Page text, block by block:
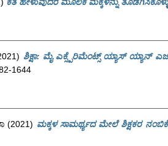
ಶಿಕ್ಷಾ: ಮೈ ಎಕ್ಸ್ಪೆರಿಮೆಂಟ್ಸ್ ಯ್ಯಾಸ್ ಯ್ಯಾನ್
1644
(2021) ಮಕ್ಕಳ ಸಾಮರ್ಥ್ಯದ ಮೇಲೆ ಶಿಕ್ಷಕರ